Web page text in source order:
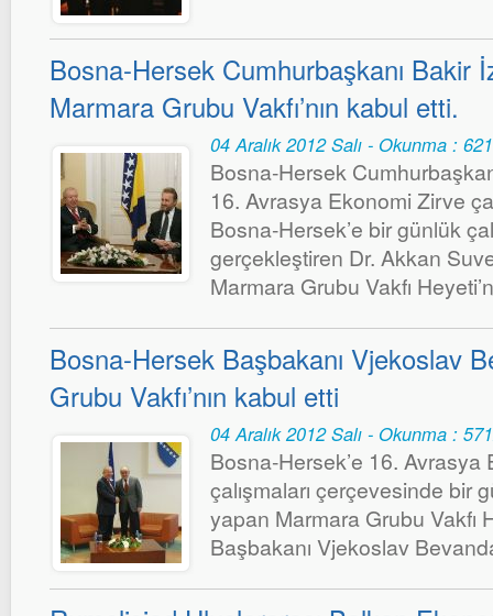
Bosna-Hersek Cumhurbaşkanı Bakir
Marmara Grubu Vakfı’nın kabul etti.
04 Aralık 2012 Salı - Okunma :
Bosna-Hersek
16. Avrasya Ekonomi Zirve
Bosna-Hersek’e bir günlük
gerçekleştiren Dr. Akkan
Marmara Grubu Vakfı
Bosna-Hersek Başbakanı Vjekoslav
Grubu Vakfı’nın kabul etti
04 Aralık 2012 Salı - Okunma :
Bosna-Hersek’e 16. Avrasya
çalışmaları çerçevesinde bir
yapan Marmara Grubu Vakfı
Başbakanı Vjekoslav